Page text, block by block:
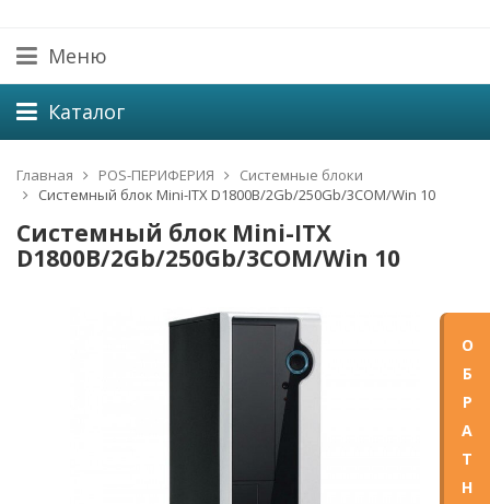
Меню
Каталог
Главная POS-ПЕРИФЕРИЯ
Системные блоки
Системный блок Mini-ITX D1800B/2Gb/250Gb/3COM/Win 10
Системный блок Mini-ITX
D1800B/2Gb/250Gb/3COM/Win 10
О
Б
Р
А
Т
Н